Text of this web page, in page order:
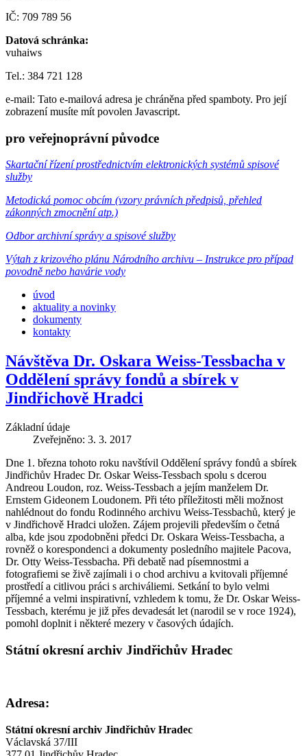
IČ: 709 789 56
Datová schránka:
vuhaiws
Tel.: 384 721 128
e-mail: Tato e-mailová adresa je chráněna před spamboty. Pro její
zobrazení musíte mít povolen Javascript.
pro veřejnoprávní původce
Skartační řízení prostřednictvím elektronických systémů spisové
služby
Metodická pomoc obcím (vzory právních předpisů, přehled
zákonných zmocnění atp.)
Odbor archivní správy a spisové služby
Výtah z krizového plánu Národního archivu – Instrukce pro případ
povodně nebo havárie vody
úvod
aktuality a novinky
dokumenty
kontakty
Návštěva Dr. Oskara Weiss-Tessbacha v
Oddělení správy fondů a sbírek v
Jindřichově Hradci
Základní údaje
Zveřejněno: 3. 3. 2017
Dne 1. března tohoto roku navštívil Oddělení správy fondů a sbírek
Jindřichův Hradec Dr. Oskar Weiss-Tessbach spolu s dcerou
Andreou Loudon, roz. Weiss-Tessbach a jejím manželem Dr.
Ernstem Gideonem Loudonem. Při této příležitosti měli možnost
nahlédnout do fondu Rodinného archivu Weiss-Tessbachů, který je
v Jindřichově Hradci uložen. Zájem projevili především o četná
alba, kde jsou zpodobněni předci Dr. Oskara Weiss-Tessbacha, a
rovněž o korespondenci a dokumenty posledního majitele Pacova,
Dr. Otty Weiss-Tessbacha. Při debatě nad písemnostmi a
fotografiemi se živě zajímali i o chod archivu a kvitovali příjemné
prostředí a citlivou práci s archiváliemi. Setkání to bylo velmi
příjemné a velmi inspirativní, vzhledem k tomu, že Dr. Oskar Weiss-
Tessbach, kterému je již přes devadesát let (narodil se v roce 1924),
pomohl doplnit i některé mezery v časových údajích.
Státní okresní archiv Jindřichův Hradec
Adresa:
Státní okresní archiv Jindřichův Hradec
Václavská 37/III